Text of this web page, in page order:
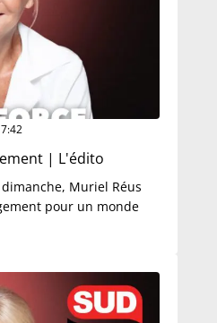
| L'édito
Muriel Réus
pour un monde